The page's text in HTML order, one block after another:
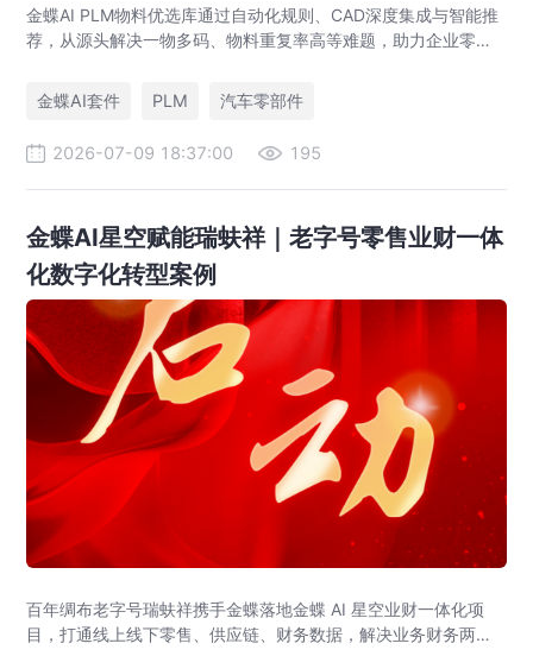
金蝶AI PLM物料优选库通过自动化规则、CAD深度集成与智能推
荐，从源头解决一物多码、物料重复率高等难题，助力企业零部
金蝶AI套件
PLM 汽车零部件
2026-07-09 18:37:00 195
金蝶AI星空赋能瑞蚨祥｜老字号零售业财一体
化数字化转型案例
百年绸布老字号瑞蚨祥携手金蝶落地金蝶 AI 星空业财一体化项
目，打通线上线下零售、供应链、财务数据，解决业务财务两张